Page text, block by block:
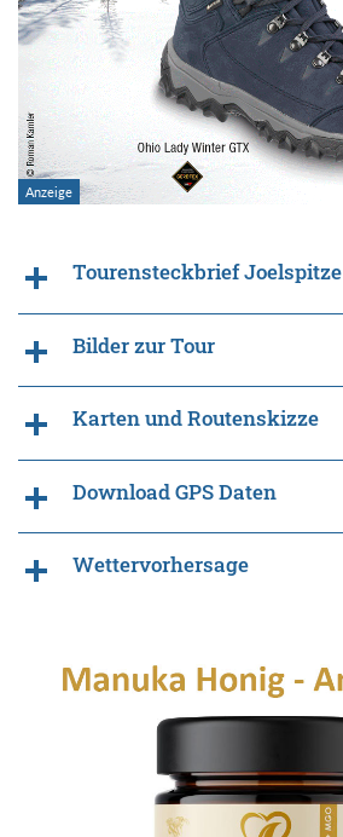
Tourensteckbrief Joelspitze
Bilder zur Tour
Karten und Routenskizze
Download GPS Daten
Wettervorhersage